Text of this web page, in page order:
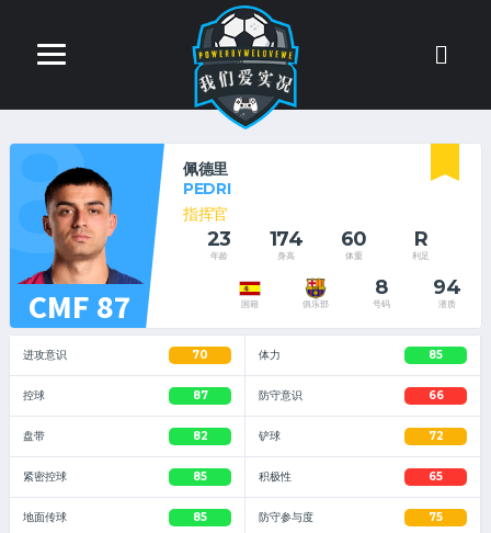
CMF 87
佩德里
PEDRI
指挥官
23
年龄
174
身高
60
体重
R
利足
国籍 俱乐部
8
号码
94
潜质
进攻意识 70
控球 87
盘带 82
紧密控球 85
地面传球 85
体力 85
防守意识 66
铲球 72
积极性 65
防守参与度 75